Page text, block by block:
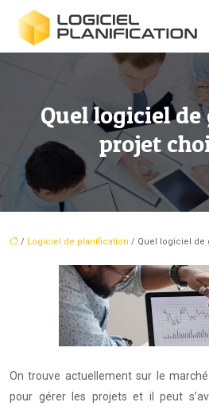
Quel logiciel
projet
/ Logiciel de planification / Quel logiciel de
On trouve actuellement sur le marché un large choix de logiciels
pour gérer les projets et il peut